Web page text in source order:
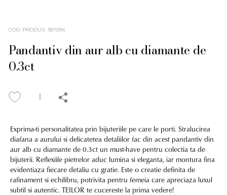
COD PRODUS: 187094
Pandantiv din aur alb cu diamante de
0.3ct
Exprima-ti personalitatea prin bijuteriile pe care le porti. Stralucirea
diafana a aurului si delicatetea detaliilor fac din acest pandantiv din
aur alb cu diamante de 0.3ct un must-have pentru colectia ta de
bijuterii. Reflexiile pietrelor aduc lumina si eleganta, iar montura fina
evidentiaza fiecare detaliu cu gratie. Este o creatie definita de
rafinament si echilibru, potrivita pentru femeia care apreciaza luxul
subtil si autentic. TEILOR te cucereste la prima vedere!